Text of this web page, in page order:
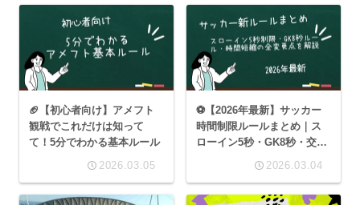
🏈【初心者向け】アメフト
観戦でこれだけは知って
て！5分でわかる基本ルール
2026.03.05
⚽【2026年最新】サッカー
時間制限ルールまとめ｜ス
ローイン5秒・GK8秒・交代
2026.03.04